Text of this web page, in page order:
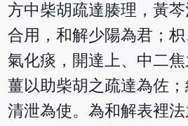
方中柴胡疏達腠理，黃
合用，和解少陽為君；
氣化痰，開達上、中二
薑以助柴胡之疏達為佐
清泄為使。為和解表裡